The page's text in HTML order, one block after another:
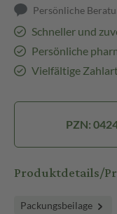
Persönliche
Schneller und
Persönliche
Vielfältige
PZN:
Produktdetails/
Packungsbeilage